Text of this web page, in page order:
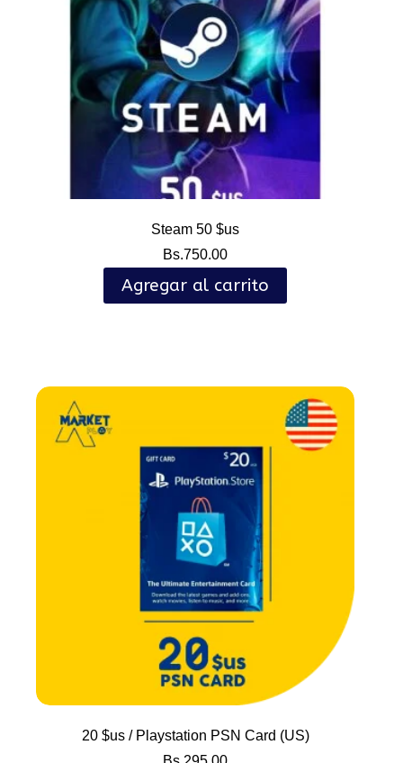
Steam 50 $us
Bs.750.00
Agregar al carrito
20 $us / Playstation PSN Card (US)